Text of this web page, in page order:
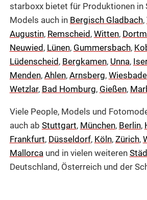
starboxx bietet für Produktionen in
Models auch in Bergisch Gladbach,
Augustin, Remscheid, Witten,
Neuwied, Lünen, Gummersbach,
Lüdenscheid, Bergkamen, Unna,
Menden, Ahlen, Arnsberg,
Wetzlar, Bad Homburg, Gießen,
Viele People, Models und
auch ab Stuttgart, München, Berlin,
Frankfurt, Düsseldorf, Köln, Zürich,
Mallorca und in vielen weiteren
Deutschland, Österreich und der